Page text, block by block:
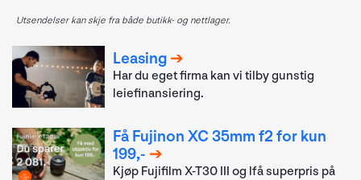
Utsendelser kan skje fra både butikk- og nettlager.
Leasing
Har du eget firma kan vi tilby gunstig
leiefinansiering.
Få Fujinon XC 35mm f2 for kun
199,-
Kjøp Fujifilm X-T30 III og lfå superpris på